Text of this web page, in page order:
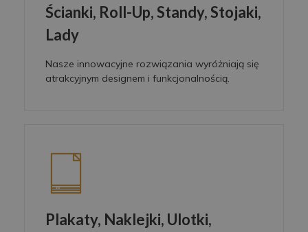
Ścianki, Roll-Up, Standy, Stojaki,
Lady
Nasze innowacyjne rozwiązania wyróżniają się
atrakcyjnym designem i funkcjonalnością.
Plakaty, Naklejki, Ulotki,